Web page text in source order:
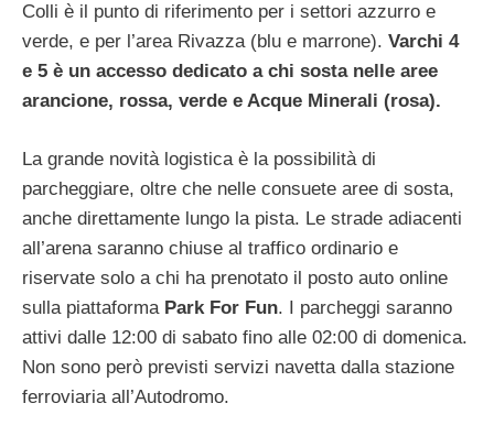
Colli è il punto di riferimento per i settori azzurro e
verde, e per l’area Rivazza (blu e marrone). Varchi 4
e 5 è un accesso dedicato a chi sosta nelle aree
arancione, rossa, verde e Acque Minerali (rosa).
La grande novità logistica è la possibilità di
parcheggiare, oltre che nelle consuete aree di sosta,
anche direttamente lungo la pista. Le strade adiacenti
all’arena saranno chiuse al traffico ordinario e
riservate solo a chi ha prenotato il posto auto online
sulla piattaforma Park For Fun. I parcheggi saranno
attivi dalle 12:00 di sabato fino alle 02:00 di domenica.
Non sono però previsti servizi navetta dalla stazione
ferroviaria all’Autodromo.